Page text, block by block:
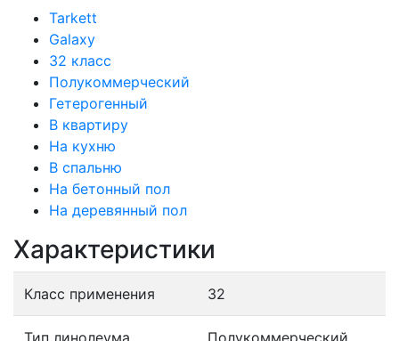
Tarkett
Galaxy
32 класс
Полукоммерческий
Гетерогенный
В квартиру
На кухню
В спальню
На бетонный пол
На деревянный пол
Характеристики
Класс применения 32
Тип линолеума Полукоммерческий